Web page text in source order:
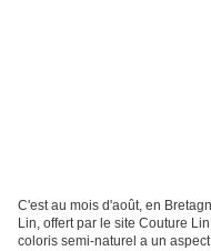
C'est au mois d'août, en
Lin, offert par le site Couture
coloris semi-naturel a un